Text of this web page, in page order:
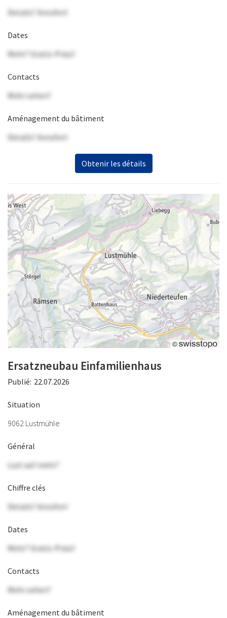
Details? Anrufen!
Dates
Mehr? Gratis-Präsi!
Contacts
Mehr sehen?
Aménagement du bâtiment
Details? Anrufen!
Obtenir les détails
Ersatzneubau Einfamilienhaus
Publié: 22.07.2026
Situation
9062 Lustmühle
Général
Lust auf mehr?
Chiffre clés
Details? Anrufen!
Dates
Mehr? Gratis-Präsi!
Contacts
Mehr sehen?
Aménagement du bâtiment